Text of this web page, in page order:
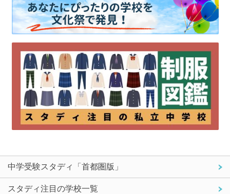
中学受験スタディ「首都圏版」
スタディ注目の学校一覧